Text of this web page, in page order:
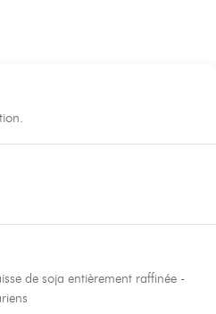
de soja entièrement raffinée -